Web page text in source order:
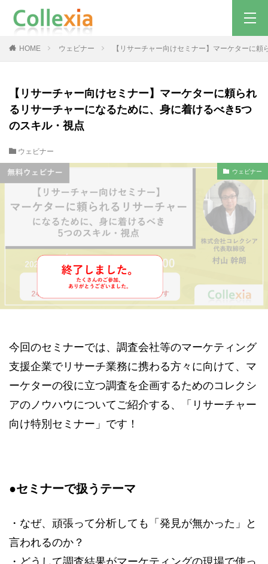
HOME ウェビナー 【リサーチャー向けセミナー】マーケターに
【リサーチャー向けセミナー】マーケターに頼られ
るリサーチャーになるために、身に着けるべき5つ
のスキル・視点
ウェビナー
ウェビナー
今回のセミナーでは、調査会社等のマーケティング
支援企業でリサーチ業務に携わる方々に向けて、マ
ーケターの役に立つ調査を企画するためのコレクシ
アのノウハウについてご紹介する、「リサーチャー
向け特別セミナー」です！
●セミナーで扱うテーマ
・なぜ、頑張って分析しても「発見が無かった」と
言われるのか？
・どうして調査結果がマーケティングの現場で使っ